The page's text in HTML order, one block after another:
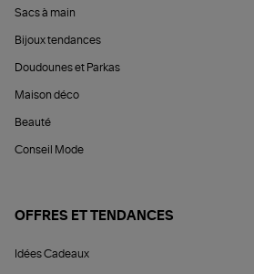
Sacs à main
Bijoux tendances
Doudounes et Parkas
Maison déco
Beauté
Conseil Mode
OFFRES ET TENDANCES
Idées Cadeaux